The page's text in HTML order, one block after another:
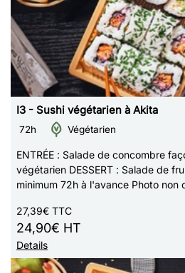
I3 - Sushi végétarien à Akita
72h Végétarien
ENTRÉE : Salade de concombre
végétarien DESSERT : Salade de
minimum 72h à l'avance Photo non
27,39€ TTC
24,90€ HT
Details